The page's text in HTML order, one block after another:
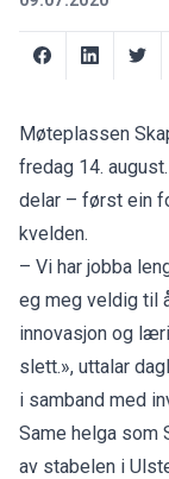
Møteplassen
fredag 14.
delar – først ein
kvelden.
– Vi har jobba
eg meg veldig til
innovasjon og
slett.», uttalar
i samband med
Same helga som
av stabelen i